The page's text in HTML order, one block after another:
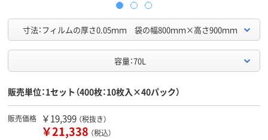
寸法：フィルムの厚さ0.05ｍｍ 袋の幅800ｍｍ×高さ900ｍｍ
容量：70L
販売単位：1セット（400枚：10枚入×40パック）
販売価格 ￥19,399 （税抜き）
￥21,338 （税込）